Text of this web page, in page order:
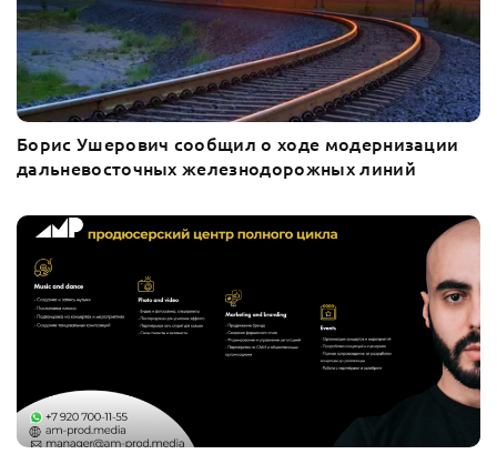
Борис Ушерович сообщил о ходе модернизации
дальневосточных железнодорожных линий